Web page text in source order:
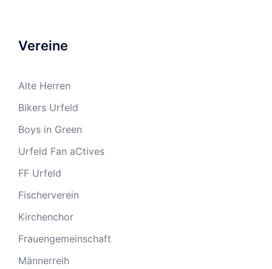
Vereine
Alte Herren
Bikers Urfeld
Boys in Green
Urfeld Fan aCtives
FF Urfeld
Fischerverein
Kirchenchor
Frauengemeinschaft
Männerreih